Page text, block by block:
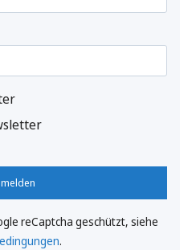
reCaptcha geschützt, siehe
.